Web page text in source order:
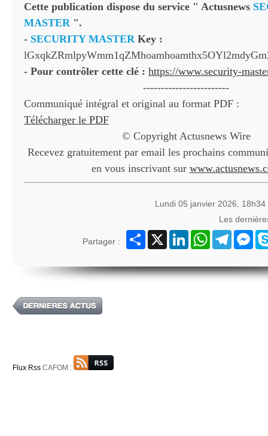
Cette publication dispose du service " Actusnews
MASTER".
- SECURITY MASTERKey :
- Pour contrôler cette clé : https://www.security-
------------------------
Communiqué intégral et original au format PDF :
Télécharger le PDF
© Copyright Actusnews Wire
Recevez gratuitement par email les prochains
en vous inscrivant sur
Lundi 05 janvier 2026,
Les
Partager :
Partager
X LinkedInWhatsAppTelegram
Flux Rss CAFOM :